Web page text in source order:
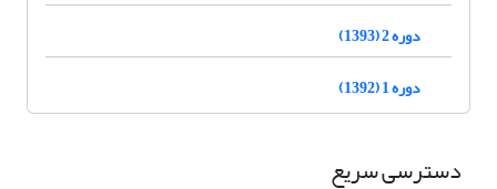
دوره 2 (1393)
دوره 1 (1392)
دسترسی سریع